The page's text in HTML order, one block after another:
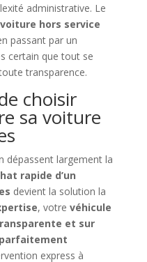
administrative. Le
hors service
passant par un
certain que tout se
transparence.
choisir
sa voiture
dépassent largement la
rapide d’un
devient la solution la
, votre véhicule
et sur
express à